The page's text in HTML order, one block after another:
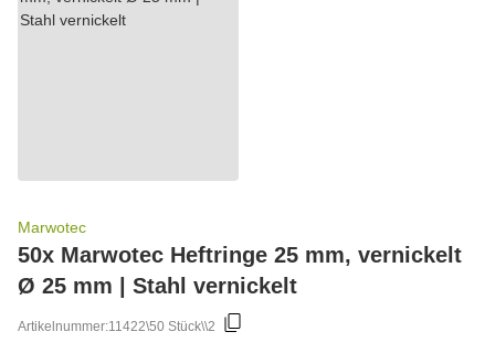
Marwotec
50x Marwotec Heftringe 25 mm, vernickelt
Ø 25 mm | Stahl vernickelt
Artikelnummer:11422\50 Stück\\2